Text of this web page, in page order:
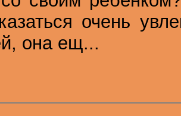
очень
она ещ...